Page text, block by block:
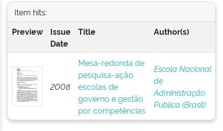
Item hits:
Preview
Issue
Date
Title Author(s)
2008
Mesa-redonda de
pesquisa-ação
escolas de
governo e gestão
por competências
Escola Nacional
de
Administração
Pública (Brasil)